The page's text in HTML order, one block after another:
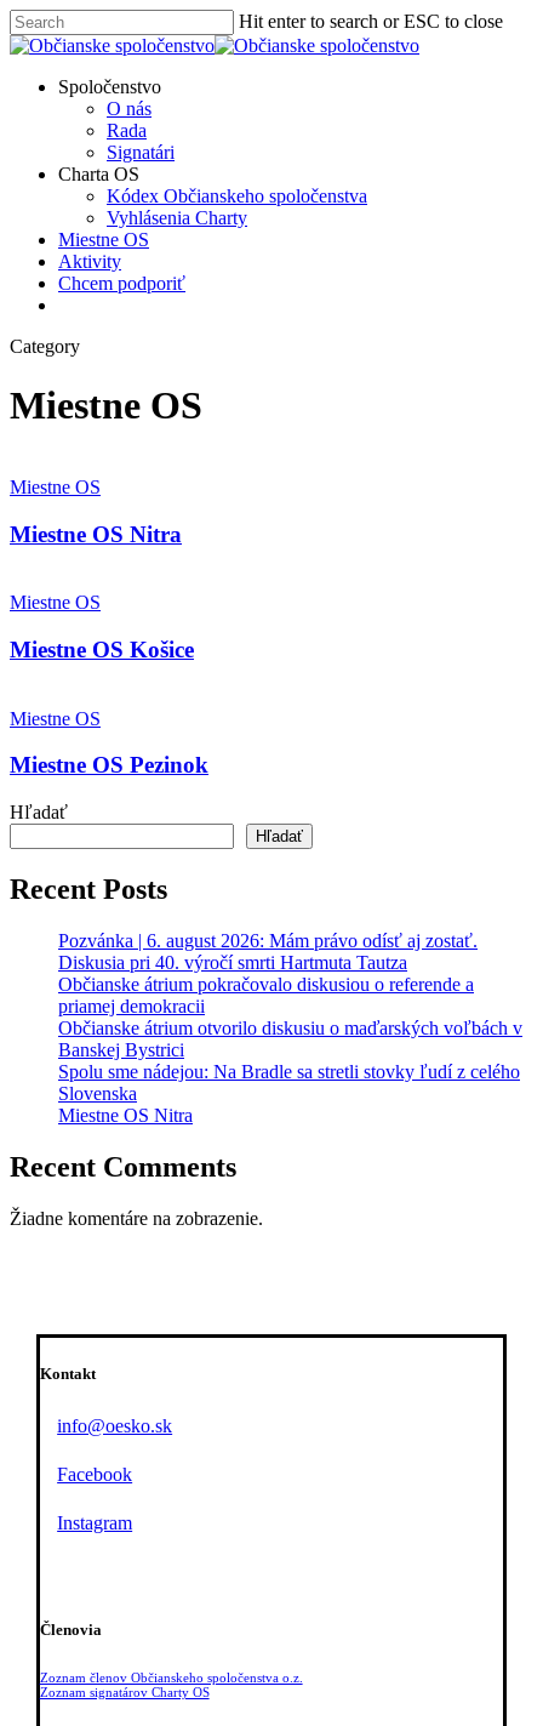
Skip
to
content
Hit enter to search or ESC to close
Close
Menu
Spoločenstvo
O nás
Rada
Signatári
Charta OS
Kódex Občianskeho spoločenstva
Vyhlásenia Charty
Miestne OS
Aktivity
Chcem podporiť
Category
Miestne OS
OS
Miestne OS
Miestne OS Nitra
OS
Miestne OS
Miestne OS Košice
OS
Miestne OS
Miestne OS Pezinok
Hľadať
Hľadať
Recent Posts
Pozvánka | 6. august 2026: Mám právo odísť aj zostať.
Diskusia pri 40. výročí smrti Hartmuta Tautza
Občianske átrium pokračovalo diskusiou o referende a
priamej demokracii
Občianske átrium otvorilo diskusiu o maďarských voľbách v
Banskej Bystrici
Spolu sme nádejou: Na Bradle sa stretli stovky ľudí z celého
Slovenska
Miestne OS Nitra
Recent Comments
Žiadne komentáre na zobrazenie.
Kontakt
info@oesko.sk
Facebook
Instagram
Členovia
Zoznam členov Občianskeho spoločenstva o.z.
Zoznam signatárov Charty OS